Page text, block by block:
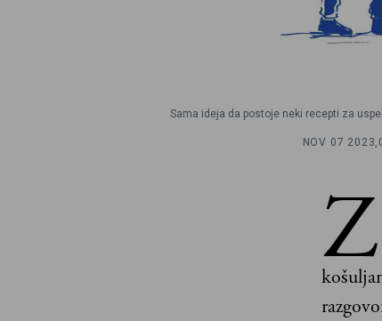
Sama ideja da postoje neki recepti za
NOV 07 2023,
Z